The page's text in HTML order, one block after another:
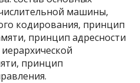
машины,
кодирования, принцип
принцип адресности
принцип